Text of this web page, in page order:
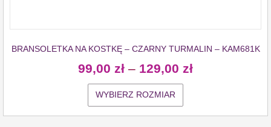
BRANSOLETKA NA KOSTKĘ – CZARNY TURMALIN – KAM681K
99,00 zł – 129,00 zł
WYBIERZ ROZMIAR